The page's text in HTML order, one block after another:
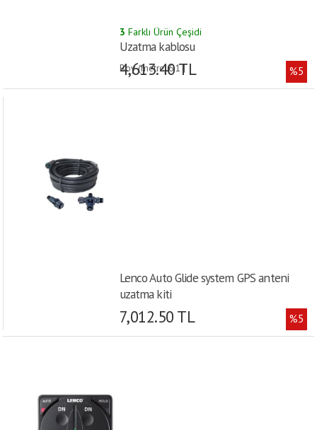
3 Farklı Ürün Çeşidi
Uzatma kablosu
Boy (metre):6.1 |
4,613.40 TL %5
Lenco Auto Glide system GPS anteni
uzatma kiti
7,012.50 TL %5